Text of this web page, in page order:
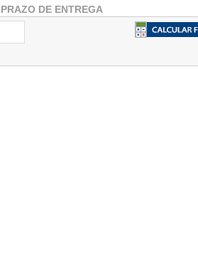
DE ENTREGA